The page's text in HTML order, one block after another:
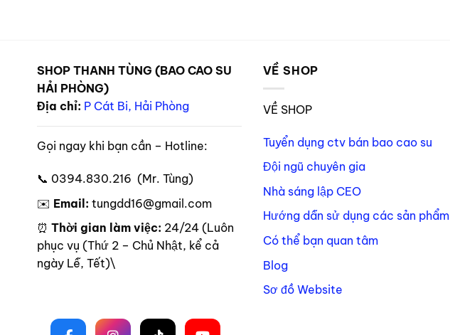
SHOP THANH TÙNG (BAO CAO SU
HẢI PHÒNG)
Địa chỉ: P Cát Bi, Hải Phòng
Gọi ngay khi bạn cần – Hotline:
📞 0394.830.216 (Mr. Tùng)
✉️ Email: tungdd16@gmail.com
⏰ Thời gian làm việc: 24/24 (Luôn
phục vụ (Thứ 2 – Chủ Nhật, kể cả
ngày Lễ, Tết)\
VỀ SHOP
VỀ SHOP
Tuyển dụng ctv bán bao cao su
Đội ngũ chuyên gia
Nhà sáng lập CEO
Hướng dẫn sử dụng các sản phẩm
Có thể bạn quan tâm
Blog
Sơ đồ Website